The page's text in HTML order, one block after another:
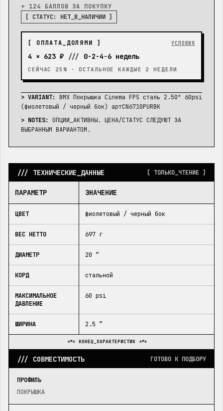
+ 124 БАЛЛОВ ЗА ПОКУПКУ
[ СТАТУС: НЕТ_В_НАЛИЧИИ ]
[ ОПЛАТА_ДОЛЯМИ ] УСЛОВИЯ
4 × 623 ₽ /// 0-2-4-6 недель
СЕЙЧАС 25% · ОСТАЛЬНОЕ КАЖДЫЕ 2 НЕДЕЛИ
> VARIANT:
BMX Покрышка Cinema FPS сталь 2.50" 60psi
(фиолетовый / черный бок) артCN6710PURBK
> NOTES:
ОПЦИИ_АКТИВНЫ. ЦЕНА/СТАТУС СЛЕДУЮТ ЗА
ВЫБРАННЫМ ВАРИАНТОМ.
/// ТЕХНИЧЕСКИЕ_ДАННЫЕ [ ТОЛЬКО_ЧТЕНИЕ ]
ПАРАМЕТР ЗНАЧЕНИЕ
ЦВЕТ фиолетовый / черный бок
ВЕС НЕТТО 697 г
ДИАМЕТР 20 ″
КОРД стальной
МАКСИМАЛЬНОЕ
ДАВЛЕНИЕ
60 psi
ШИРИНА 2.5 ″
*** КОНЕЦ_ХАРАКТЕРИСТИК ***
/// СОВМЕСТИМОСТЬ ГОТОВО К ПОДБОРУ
ПРОФИЛЬ
ПОКРЫШКА